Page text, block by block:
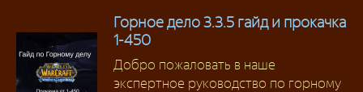
Горное дело 3.3.5 гайд и прокачка
1-450
Добро пожаловать в наше
экспертное руководство по горному